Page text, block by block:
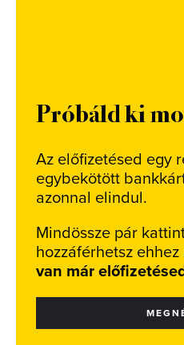
Próbáld ki
Az előfizetésed egy
egybekötött
azonnal elindul.
Mindössze pár
hozzáférhetsz
van már